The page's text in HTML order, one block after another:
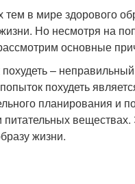
в мире здорового
Но несмотря на
основные
–
похудеть
планирования и
жизни.